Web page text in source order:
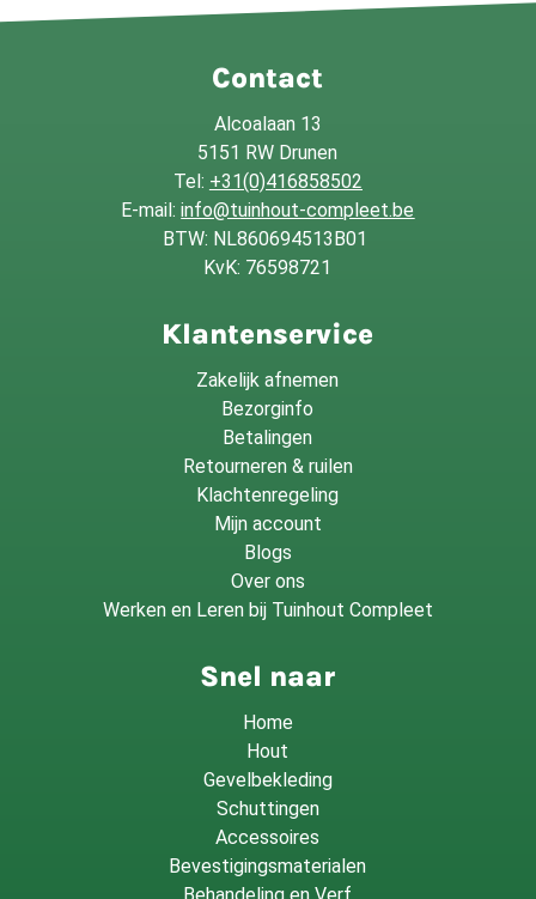
Contact
Alcoalaan 13
5151 RW Drunen
Tel: +31(0)416858502
E-mail:info@tuinhout-compleet.be
BTW: NL860694513B01
KvK: 76598721
Klantenservice
Zakelijk afnemen
Bezorginfo
Betalingen
Retourneren & ruilen
Klachtenregeling
Mijn account
Blogs
Over ons
Werken en Leren bij Tuinhout Compleet
Snel naar
Home
Hout
Gevelbekleding
Schuttingen
Accessoires
Bevestigingsmaterialen